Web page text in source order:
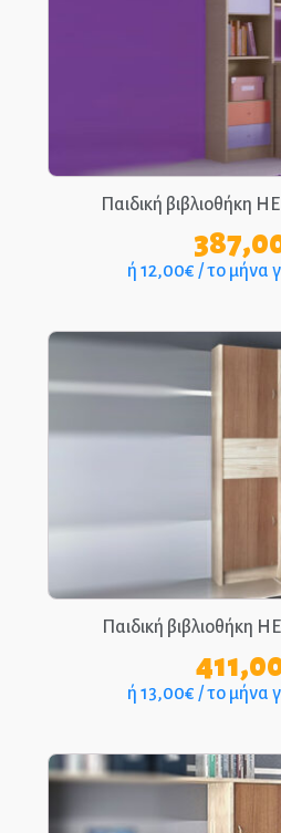
Παιδική βιβλιοθήκη
ή 12,00€ / το μήνα
Παιδική βιβλιοθήκη
ή 13,00€ / το μήνα